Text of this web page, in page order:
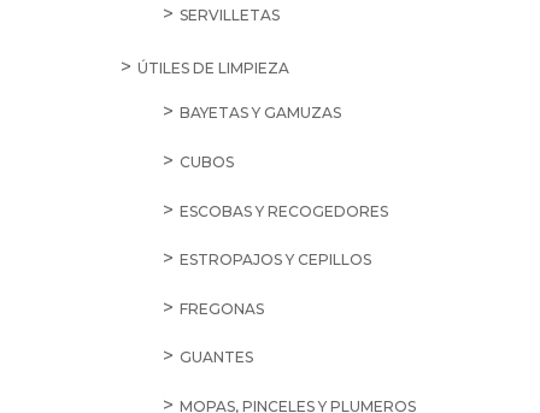
SERVILLETAS
ÚTILES DE LIMPIEZA
BAYETAS Y GAMUZAS
CUBOS
ESCOBAS Y RECOGEDORES
ESTROPAJOS Y CEPILLOS
FREGONAS
GUANTES
MOPAS, PINCELES Y PLUMEROS